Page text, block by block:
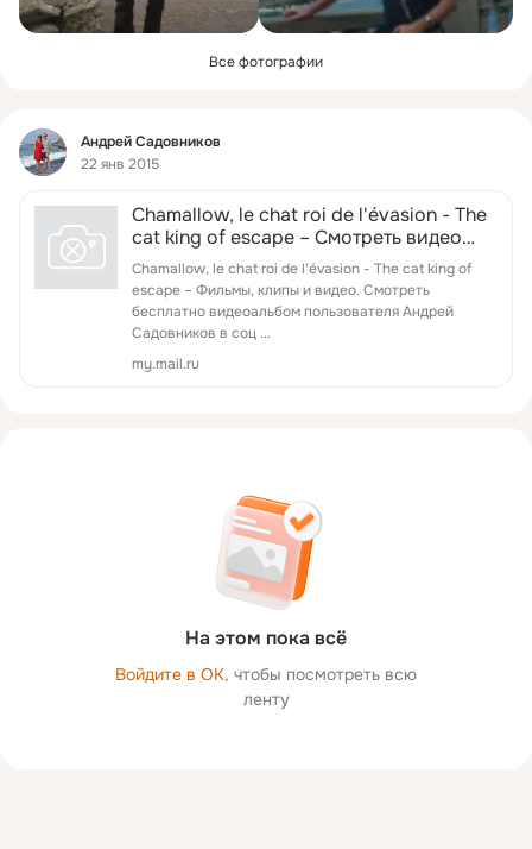
Все фотографии
Фид
Андрей Садовников
22 янв 2015
Chamallow, le chat roi de l'évasion - The
cat king of escape – Смотреть видео
онлайн в Моем Мире.
Chamallow, le chat roi de l'évasion - The cat king of
escape – Фильмы, клипы и видео. Смотреть
бесплатно видеоальбом пользователя Андрей
Садовников в соц ...
my.mail.ru
На этом пока всё
Войдите в ОК, чтобы посмотреть всю
ленту